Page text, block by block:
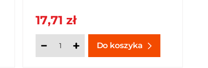
17,71 zł
Do koszyka